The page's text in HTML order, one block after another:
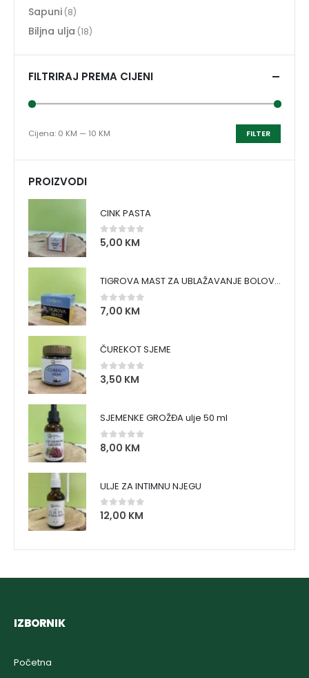
Sapuni (8)
Biljna ulja (18)
FILTRIRAJ PREMA CIJENI
FILTER
Cijena: 0 KM — 10 KM
PROIZVODI
CINK PASTA
0 out of 5
5,00 KM
TIGROVA MAST ZA UBLAŽAVANJE BOLOVA I ZAGRIJAVANJE MIŠIĆA
0 out of 5
7,00 KM
ČUREKOT SJEME
0 out of 5
3,50 KM
SJEMENKE GROŽĐA ulje 50 ml
0 out of 5
8,00 KM
ULJE ZA INTIMNU NJEGU
0out of 5
12,00 KM
IZBORNIK
Početna